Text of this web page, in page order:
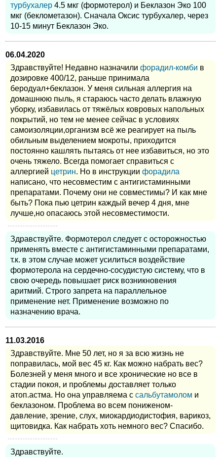
турбухалер 4.5 мкг (формотерол) и Беклазон Эко 100
мкг (беклометазон). Сначала Оксис турбухалер, через
10-15 минут Беклазон Эко.
06.04.2020
Здравствуйте! Недавно назначили форадил-комби в
дозировке 400/12, раньше принимала
беродуал+беклазон. У меня сильная аллергия на
домашнюю пыль, я стараюсь часто делать влажную
уборку, избавилась от тяжёлых ковровых напольных
покрытий, но тем не менее сейчас в условиях
самоизоляции,организм всё же реагирует на пыль
обильным выделением мокроты, приходится
постоянно кашлять пытаясь от нее избавиться, но это
очень тяжело. Всегда помогает справиться с
аллергией цетрин. Но в инструкции форадила
написано, что несовместим с антигистаминными
препаратами. Почему они не совместимы? И как мне
быть? Пока пью цетрин каждый вечер 4 дня, мне
лучше,но опасаюсь этой несовместимости.
Здравствуйте. Формотерол следует с осторожностью
применять вместе с антигистаминными препаратами,
т.к. в этом случае может усилиться воздействие
формотерола на сердечно-сосудистую систему, что в
свою очередь повышает риск возникновения
аритмий. Строго запрета на параллельное
применение нет. Применение возможно по
назначению врача.
11.03.2016
Здравствуйте. Мне 50 лет, но я за всю жизнь не
поправилась, мой вес 45 кг. Как можно набрать вес?
Болезней у меня много и все хронические но все в
стадии покоя, и проблемы доставляет только
атоп.астма. Но она управляема с сальбутамолом и
беклазоном. Проблема во всем пониженом-
давление, зрение, слух, миокардиодистофия, варикоз,
щитовидка. Как набрать хоть немного вес? Спасибо.
Здравствуйте.